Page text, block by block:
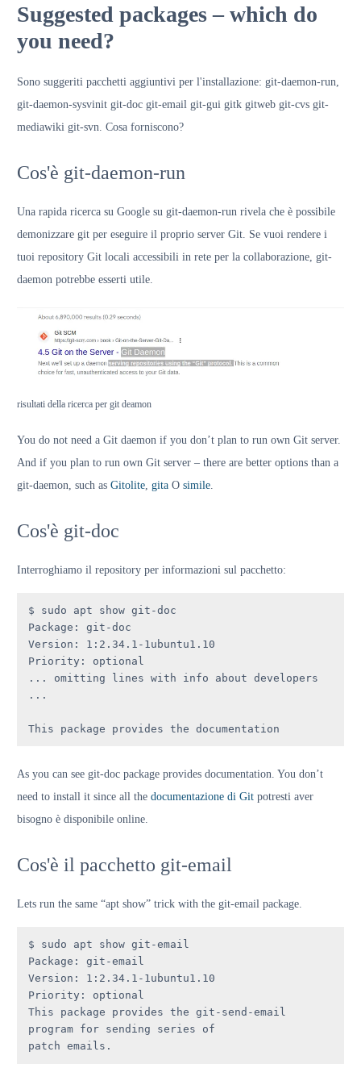
Suggested packages – which do
you need?
Sono suggeriti pacchetti aggiuntivi per l'installazione: git-daemon-run,
git-daemon-sysvinit git-doc git-email git-gui gitk gitweb git-cvs git-
mediawiki git-svn. Cosa forniscono?
Cos'è git-daemon-run
Una rapida ricerca su Google su git-daemon-run rivela che è possibile
demonizzare git per eseguire il proprio server Git. Se vuoi rendere i
tuoi repository Git locali accessibili in rete per la collaborazione, git-
daemon potrebbe esserti utile.
risultati della ricerca per git deamon
You do not need a Git daemon if you don’t plan to run own Git server.
And if you plan to run own Git server – there are better options than a
git-daemon, such as Gitolite gita O simile
Cos'è git-doc
Interroghiamo il repository per informazioni sul pacchetto:
$ sudo apt show git-doc
Package: git-doc
Version: 1:2.34.1-1ubuntu1.10
Priority: optional
... omitting lines with info about developers
...
This package provides the documentation
As you can see git-doc package provides documentation. You don’t
need to install it since all the documentazione di Git potresti aver
bisogno è disponibile online.
Cos'è il pacchetto git-email
Lets run the same “apt show” trick with the git-email package.
$ sudo apt show git-email
Package: git-email
Version: 1:2.34.1-1ubuntu1.10
Priority: optional
This package provides the git-send-email
program for sending series of
patch emails.